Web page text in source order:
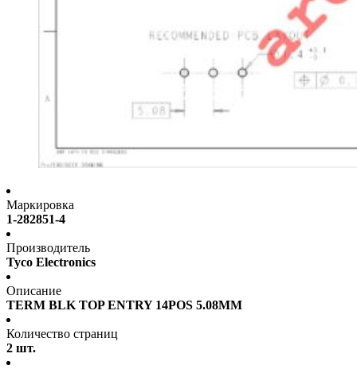
Маркировка
1-282851-4
Производитель
Tyco Electronics
Описание
TERM BLK TOP ENTRY 14POS 5.08MM
Количество страниц
2 шт.